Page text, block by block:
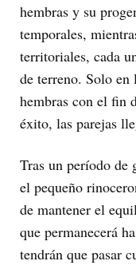
hembras y su
temporales,
territoriales, cada
de terreno. Solo en
hembras con el fin
éxito, las parejas
Tras un período de
el pequeño
de mantener el
que permanecerá
tendrán que pasar